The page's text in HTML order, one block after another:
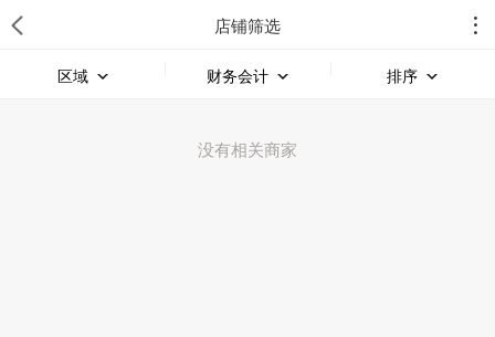
店铺筛选
区域 财务会计 排序
没有相关商家